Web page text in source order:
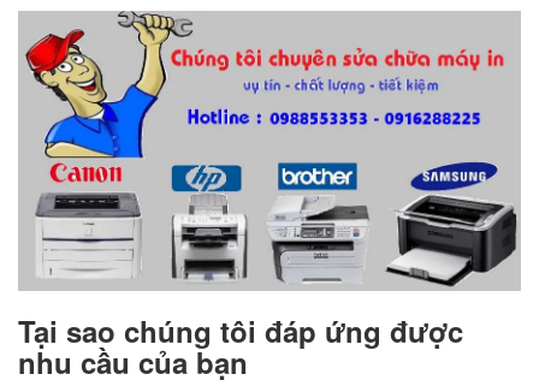
Tại sao chúng tôi đáp ứng được
nhu cầu của bạn